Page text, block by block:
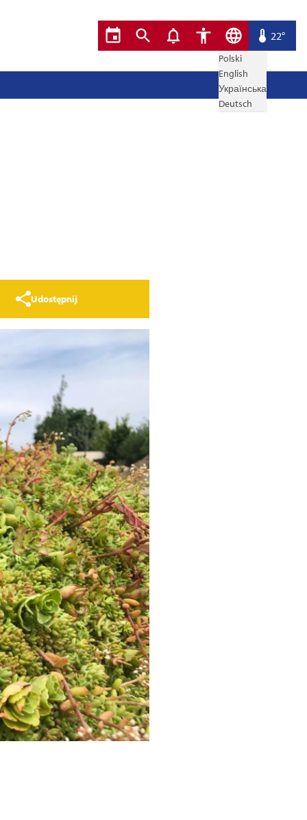
Polski
English
Українська
Deutsch
22°
Udostępnij